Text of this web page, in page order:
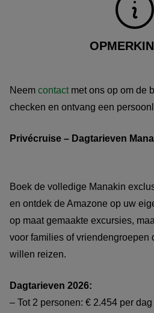
Neem contactmet ons op om de
checken en ontvang een
Privécruise – Dagtarieven
Boek de volledige Manakin
en ontdek de Amazone op uw
op maat gemaakte excursies,
voor families of vriendengroepen
willen reizen.
Dagtarieven 2026:
– Tot 2 personen: € 2.454 per dag